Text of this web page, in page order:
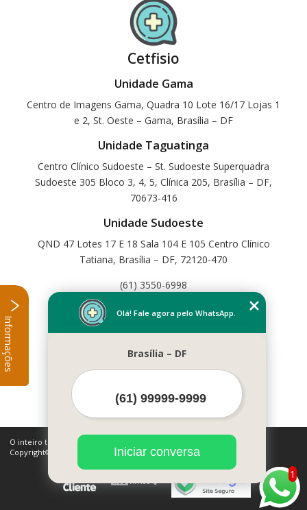
Cetfisio
Unidade Gama
Centro de Imagens Gama, Quadra 10 Lote 16/17 Lojas 1
e 2, St. Oeste – Gama, Brasília – DF
Unidade Taguatinga
Centro Clínico Sudoeste – St. Sudoeste Superquadra
Sudoeste 305 Bloco 3, 4, 5, Clínica 205, Brasília – DF,
70673-416
Unidade Sudoeste
QND 47 Lotes 17 E 18 Sala 104 E 105 Centro Clínico
Tatiana, Brasília – DF, 72120-470
(61) 3550-6998
Home
Serviços
Contato
Mais Serviços
O inteiro teor deste site está sujeito à proteção de direitos autorais.
Copyright© Cetfisio (Lei 9610 de 19/02/1998)
1
Olá! Fale agora pelo WhatsApp.
Brasília – DF
Iniciar conversa
Informações